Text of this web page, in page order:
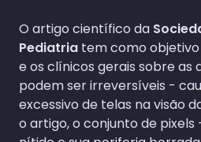
O artigo científico da
Pediatria tem como
e os clínicos gerais sobre as
podem ser irreversíveis -
excessivo de telas na visão
o artigo, o conjunto de